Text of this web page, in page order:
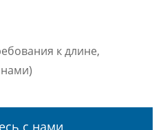
к длине,
с нами